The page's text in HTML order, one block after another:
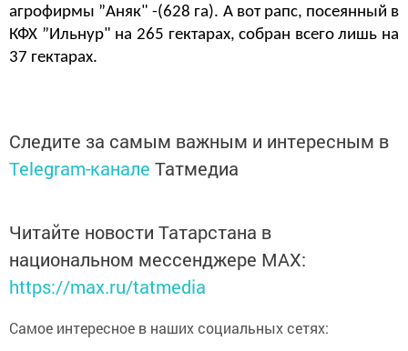
агрофирмы ”Аняк" -(628 га). А вот рапс, посеянный в
КФХ ”Ильнур" на 265 гектарах, собран всего лишь на
37 гектарах.
Следите за самым важным и интересным в
Telegram-канале Татмедиа
Читайте новости Татарстана в
национальном мессенджере MАХ:
https://max.ru/tatmedia
Самое интересное в наших социальных сетях: